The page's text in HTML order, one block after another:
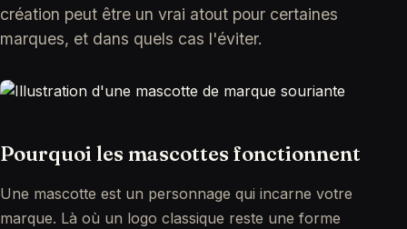
création peut être un vrai atout pour certaines
marques, et dans quels cas l'éviter.
Pourquoi les mascottes fonctionnent
Une mascotte est un personnage qui incarne votre
marque. Là où un logo classique reste une forme